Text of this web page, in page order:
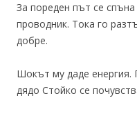
За пореден път се
проводник. Тока го
добре.
Шокът му даде
дядо Стойко се